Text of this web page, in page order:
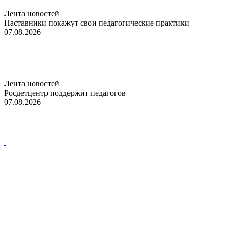
Лента новостей
Наставники покажут свои педагогические практики
07.08.2026
Лента новостей
Росдетцентр поддержит педагогов
07.08.2026